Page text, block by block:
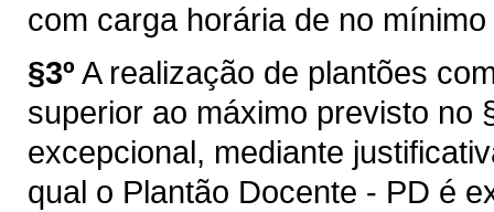
com carga horária de no
§3º A realização de plantões
superior ao máximo previsto no
excepcional, mediante
qual o Plantão Docente - PD é